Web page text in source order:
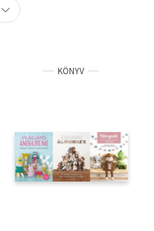
KÖNYV